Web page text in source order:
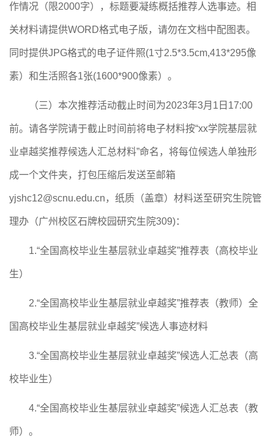
作情况（限2000字），标题要凝练概括推荐人选事迹。相
关材料请提供WORD格式电子版，请勿在文档中配图表。
同时提供JPG格式的电子证件照(1寸2.5*3.5cm,413*295像
素）和生活照各1张(1600*900像素）。
（三） 本次推荐活动截止时间为2023年3月 1 日 17:00
前。请各学院请于截止时间前将电子材料按“xx学院基层就
业卓越奖推荐候选人汇总材料”命名，将每位候选人单独形
成一个文件夹，打包压缩后发送至邮箱
yjshc12@scnu.edu.cn，纸质（盖章）材料送至研究生院管
理办（广州校区石牌校园研究生院309)：
1.“全国高校毕业生基层就业卓越奖”推荐表（高校毕业
生）
2.“全国高校毕业生基层就业卓越奖”推荐表（教师）全
国高校毕业生基层就业卓越奖”候选人事迹材料
3.“全国高校毕业生基层就业卓越奖”候选人汇总表（高
校毕业生）
4.“全国高校毕业生基层就业卓越奖”候选人汇总表（教
师）。